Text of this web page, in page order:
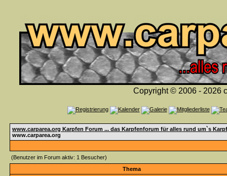
Copyright © 2006 - 2026
www.carparea.org Karpfen Forum ... das Karpfenforum für alles rund um`s
www.carparea.org
(Benutzer im Forum aktiv: 1 Besucher)
Thema